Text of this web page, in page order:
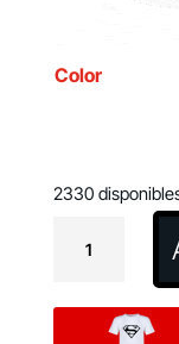
Color
2330
Iswud